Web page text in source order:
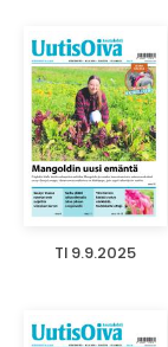
TI 9.9.2025